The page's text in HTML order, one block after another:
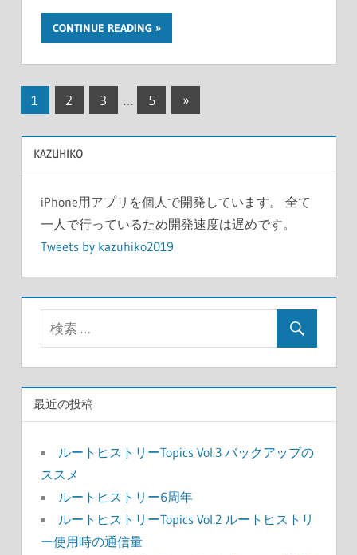
CONTINUE READING
投
稿
の
ペ
ー
送
り
1 2 3 … 5
次
事
»
KAZUHIKO
iPhone用アプリを個人で開発しています。 全て
一人で行っているため開発速度は遅めです。
Tweets by kazuhiko2019
最近の投稿
ルートヒストリーTopics Vol.3 バックアップの
ススメ
ルートヒストリー6周年
ルートヒストリーTopics Vol.2 ルートヒストリ
ー使用時の通信量